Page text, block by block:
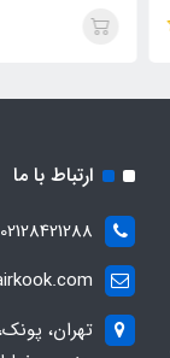
ارتباط با ما
02128421288
تهران،